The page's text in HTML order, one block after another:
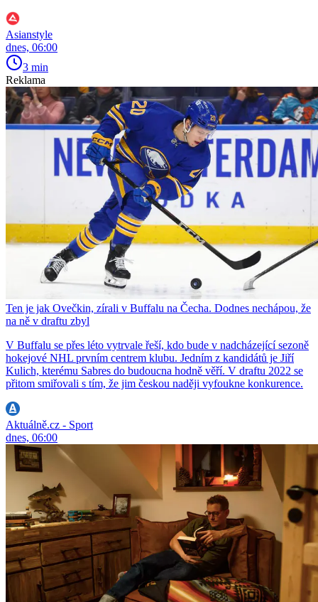
Asianstyle
dnes, 06:00
3 min
Reklama
Ten je jak Ovečkin, zírali v Buffalu na Čecha. Dodnes nechápou, že
na ně v draftu zbyl
V Buffalu se přes léto vytrvale řeší, kdo bude v nadcházející sezoně
hokejové NHL prvním centrem klubu. Jedním z kandidátů je Jiří
Kulich, kterému Sabres do budoucna hodně věří. V draftu 2022 se
přitom smiřovali s tím, že jim českou naději vyfoukne konkurence.
Aktuálně.cz - Sport
dnes, 06:00